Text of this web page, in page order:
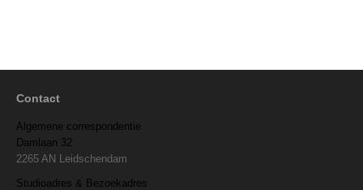
Contact
Algemene correspondentie
Damlaan 32
2265 AN Leidschendam
Studioadres & Bezoekadres